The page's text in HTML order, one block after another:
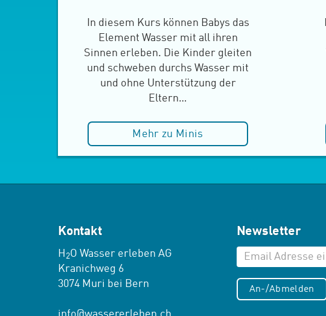
In diesem Kurs können Babys das
Element Wasser mit all ihren
Sinnen erleben. Die Kinder gleiten
und schweben durchs Wasser mit
und ohne Unterstützung der
Eltern…
Mehr zu Minis
Kontakt
H 2O Wasser erleben AG
Kranichweg 6
3074 Muri bei Bern
Newsletter
An-/Abmelden